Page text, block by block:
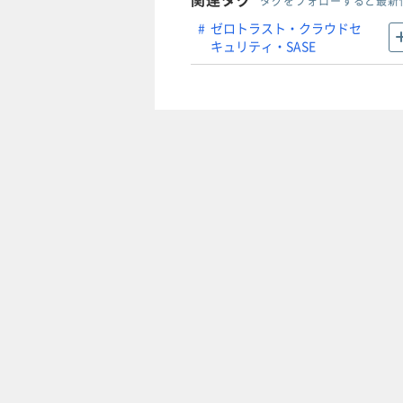
ゼロトラスト・クラウドセ
キュリティ・SASE